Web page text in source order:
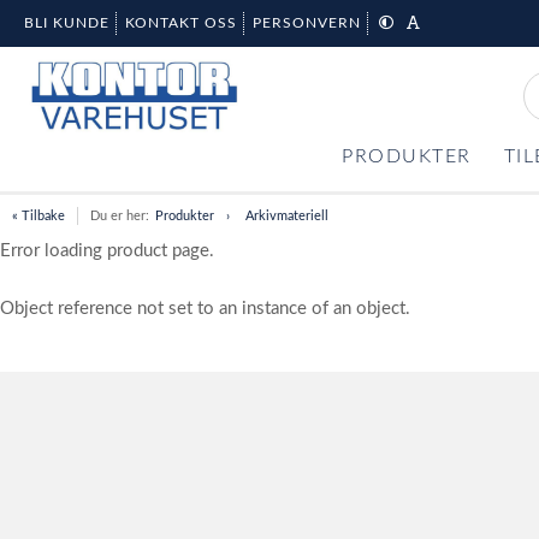
BLI KUNDE KONTAKT OSS PERSONVERN
PRODUKTER
« Tilbake Du er her: Produkter Arkivmateriell
Error loading product page.
Object reference not set to an instance of an object.